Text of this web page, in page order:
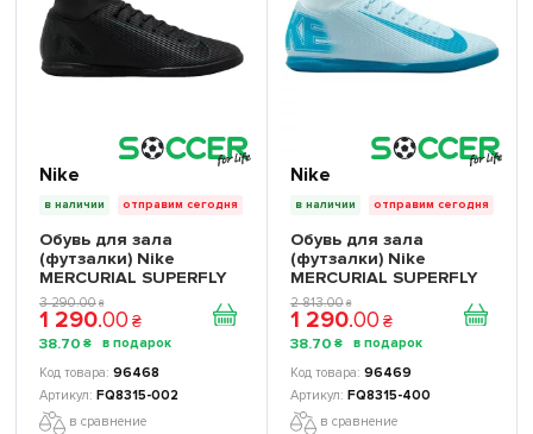
Nike
в наличии отправим сегодня
Обувь для зала
(футзалки) Nike
MERCURIAL SUPERFLY
10 CLUB IC -
Официальная
Продукция
3 290.00 ₴
1 290.00 ₴
38.70 ₴
96468
FQ8315-002
в сравнение
Nike
в наличии отправим сегодня
Обувь для зала
(футзалки) Nike
MERCURIAL SUPERFLY
10 CLUB IC -
Официальная
Продукция
2 813.00 ₴
1 290.00 ₴
38.70 ₴
96469
FQ8315-400
в сравнение